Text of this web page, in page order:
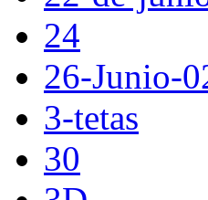
24
26-Junio-
3-tetas
30